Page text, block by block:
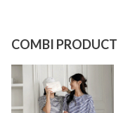
COMBI PRODUCT